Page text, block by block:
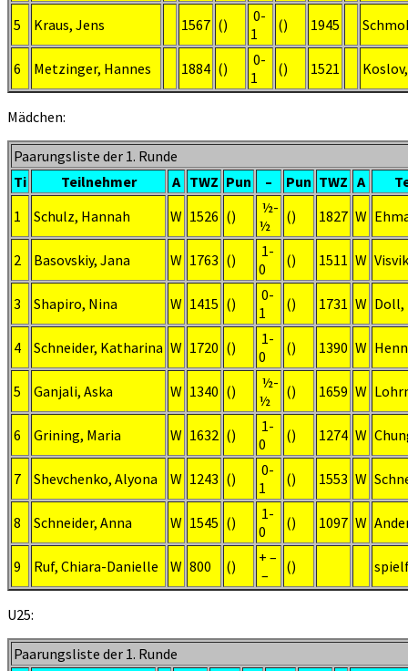
5 Kraus, Jens 1567 ()
0-
1
() 1945
6 Metzinger, Hannes 1884 ()
0-
1
() 1521
Mädchen:
Paarungsliste der 1. Runde
Ti
Teilnehmer A TWZ Pun – Pun TWZ A
1
Schulz, Hannah W 1526 ()
½-
½
() 1827 W
2 Basovskiy, Jana W 1763 ()
1-
0
() 1511 W
3 Shapiro, Nina W 1415 ()
0-
1
() 1731 W Doll,
4 Schneider, Katharina W 1720 ()
1-
0
() 1390 W
5 Ganjali, Aska W 1340 ()
½-
½
() 1659 W
6 Grining, Maria W 1632 ()
1-
0
() 1274 W
7 Shevchenko, Alyona W 1243 ()
0-
1
() 1553 W
8 Schneider, Anna W 1545 ()
1-
0
() 1097 W
9 Ruf, Chiara-Danielle W 800 ()
+ –
–
()
U25:
Paarungsliste der 1. Runde